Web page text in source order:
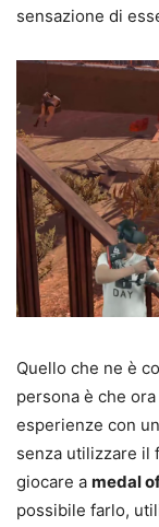
sensazione di
Quello che ne è
persona è che
esperienze con
senza utilizzare il
giocare a medal
possibile farlo,